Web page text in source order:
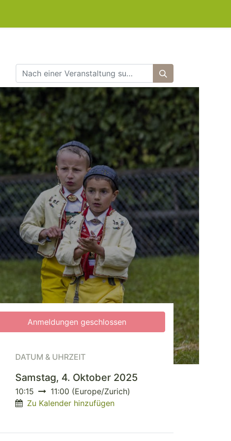
Anmeldungen geschlossen
DATUM & UHRZEIT
Samstag, 4. Oktober 2025
10:15 11:00 (Europe/Zurich)
Zu Kalender hinzufügen